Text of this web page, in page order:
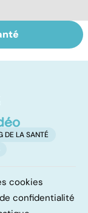
quand
DE LA SANTÉ
cookies
confidentialité